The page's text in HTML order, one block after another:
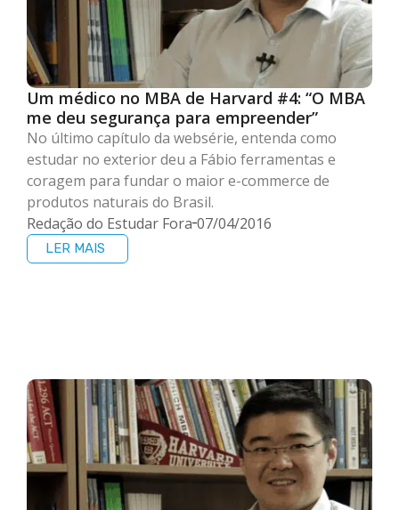
Um médico no MBA de Harvard #4: “O MBA
me deu segurança para empreender”
No último capítulo da websérie, entenda como
estudar no exterior deu a Fábio ferramentas e
coragem para fundar o maior e-commerce de
produtos naturais do Brasil.
Redação do Estudar Fora 07/04/2016
LER MAIS